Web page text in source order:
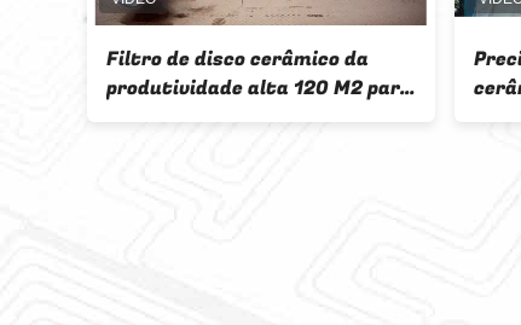
Filtro de disco cerâmico da
produtividade alta 120 M2 para
a pasta separada da mina